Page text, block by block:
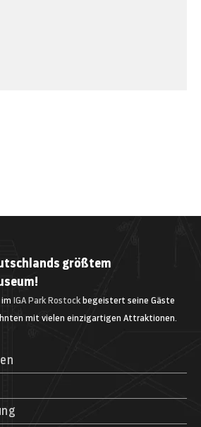
größtem
IGA Park Rostock begeistert seine Gäste
mit vielen einzigartigen Attraktionen.